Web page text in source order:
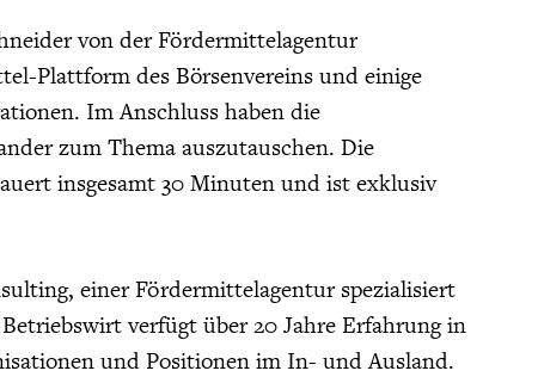
von der Fördermittelagentur
Plattform des Börsenvereins und einige
Im Anschluss haben die
zum Thema auszutauschen. Die
insgesamt 30 Minuten und ist exklusiv
einer Fördermittelagentur spezialisiert
verfügt über 20 Jahre Erfahrung in
und Positionen im In- und Ausland.